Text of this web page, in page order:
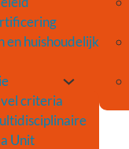
en huishoudelijk
criteria
Unit